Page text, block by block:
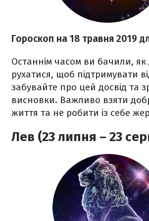
Гороскоп на 18 травня 2019
Останнім часом ви бачили, як
рухатися, щоб підтримувати
забувайте про цей досвід та
висновки. Важливо взяти
життя та не робити із себе
Лев (23 липня – 23